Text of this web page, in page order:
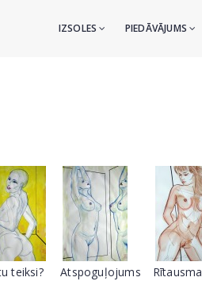
IZSOLES PIEDĀVĀJUMS
teiksi? Atspoguļojums Rītausma